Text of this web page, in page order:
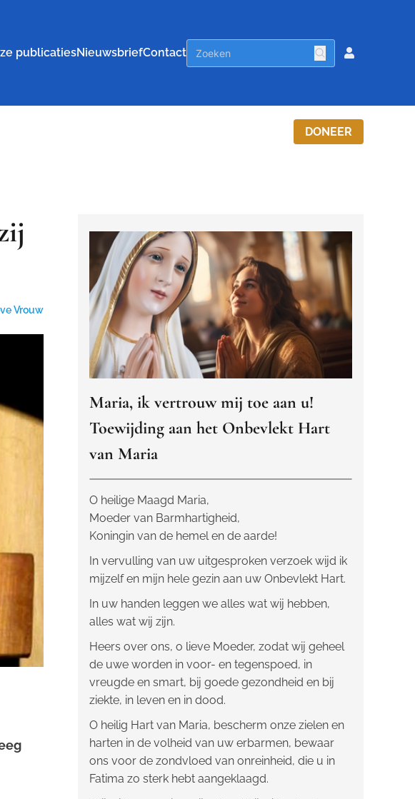
publicatiesNieuwsbriefContact
DONEER
Vrouw
Maria, ik vertrouw mij toe aan u!
Toewijding aan het Onbevlekt Hart
van Maria
O heilige Maagd Maria,
Moeder van Barmhartigheid,
Koningin van de hemel en de aarde!
In vervulling van uw uitgesproken verzoek wijd ik
mijzelf en mijn hele gezin aan uw Onbevlekt Hart.
In uw handen leggen we alles wat wij hebben,
alles wat wij zijn.
Heers over ons, o lieve Moeder, zodat wij geheel
de uwe worden in voor- en tegenspoed, in
vreugde en smart, bij goede gezondheid en bij
ziekte, in leven en in dood.
O heilig Hart van Maria, bescherm onze zielen en
harten in de volheid van uw erbarmen, bewaar
ons voor de zondvloed van onreinheid, die u in
Fatima zo sterk hebt aangeklaagd.